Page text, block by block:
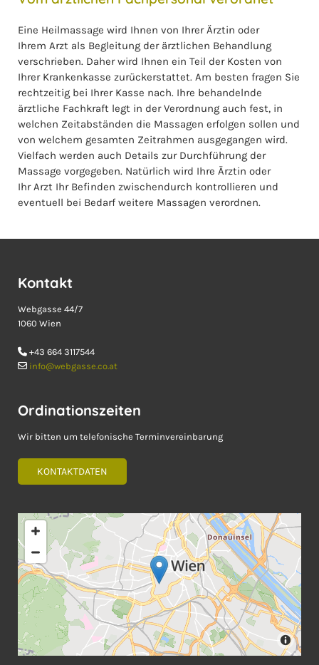
Eine Heilmassage wird Ihnen von Ihrer Ärztin oder
Ihrem Arzt als Begleitung der ärztlichen Behandlung
verschrieben. Daher wird Ihnen ein Teil der Kosten von
Ihrer Krankenkasse zurückerstattet. Am besten fragen Sie
rechtzeitig bei Ihrer Kasse nach. Ihre behandelnde
ärztliche Fachkraft legt in der Verordnung auch fest, in
welchen Zeitabständen die Massagen erfolgen sollen und
von welchem gesamten Zeitrahmen ausgegangen wird.
Vielfach werden auch Details zur Durchführung der
Massage vorgegeben. Natürlich wird Ihre Ärztin oder
Ihr Arzt Ihr Befinden zwischendurch kontrollieren und
eventuell bei Bedarf weitere Massagen verordnen.
Kontakt
Webgasse 44/7
1060 Wien
 +43 664 3117544
 info@webgasse.co.at
Ordinationszeiten
Wir bitten um telefonische Terminvereinbarung
KONTAKTDATEN